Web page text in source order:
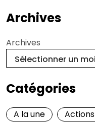
Archives
Archives
Catégories
A la une Actions